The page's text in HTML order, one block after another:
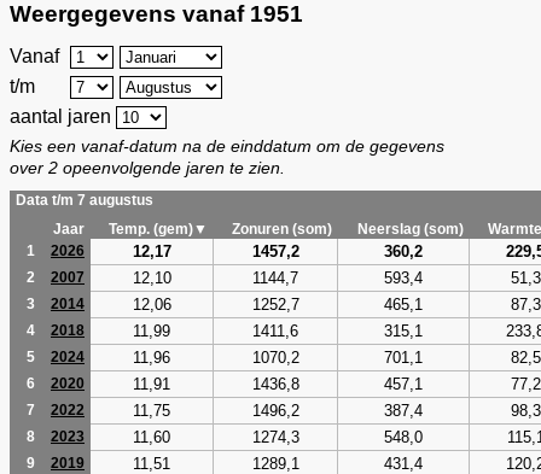
Weergegevens vanaf 1951
Vanaf
t/m
aantal jaren
Kies een vanaf-datum na de einddatum om de gegevens
over 2 opeenvolgende jaren te zien.
Data t/m 7 augustus
Jaar
Temp. (gem)▼ Zonuren (som) Neerslag (som)
1
2026 12,17 1457,2 360,2
2 2007 12,10 1144,7 593,4 51,3
3 2014 12,06 1252,7 465,1 87,3
4 2018 11,99 1411,6 315,1
5 2024 11,96 1070,2 701,1 82,5
6 2020 11,91 1436,8 457,1 77,2
7 2022 11,75 1496,2 387,4 98,3
8 2023 11,60 1274,3 548,0
9 2019 11,51 1289,1 431,4